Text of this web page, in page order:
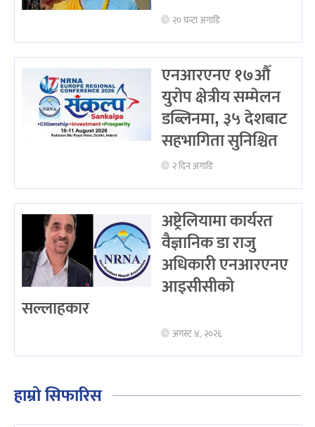
२० घन्टा अगाडि
एनआरएनए १७औँ
युरोप क्षेत्रीय सम्मेलन
डब्लिनमा, ३५ देशबाट
सहभागिता सुनिश्चित
२ दिन अगाडि
अष्ट्रेलियामा कार्यरत
वैज्ञानिक डा राजु
अधिकारी एनआरएनए
आइसीसीको
सल्लाहकार
अगस्ट ४, २०२६
हाम्रो सिफारिस